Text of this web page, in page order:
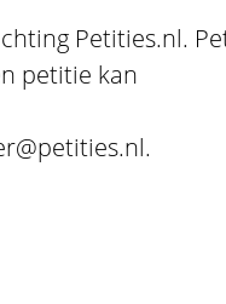
Petities.nl.
petitie kan